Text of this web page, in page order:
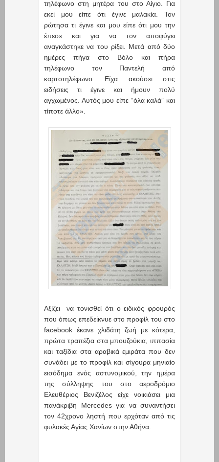
τηλέφωνο στη μητέρα του στο Αίγιο. Για
εκεί μου είπε ότι έγινε μαλακία. Τον
ρώτησα τι έγινε και μου είπε ότι μου την
έπεσε και για να τον αποφύγει
αναγκάστηκε να του ρίξει. Μετά από δύο
ημέρες πήγα στο Βόλο και πήρα
τηλέφωνο τον Παντελή από
καρτοτηλέφωνο. Είχα ακούσει στις
ειδήσεις τι έγινε και ήμουν πολύ
αγχωμένος. Αυτός μου είπε “όλα καλά” και
τίποτε άλλο».
Αξίζει να τονισθεί ότι ο ειδικός φρουρός
που όπως επεδείκνυε στο προφίλ του στο
facebook έκανε χλιδάτη ζωή με κότερα,
πρώτα τραπέζια στα μπουζούκια, ιππασία
και ταξίδια στα αραβικά εμιράτα που δεν
συνάδει με το προφίλ και σίγουρα μηνιαίο
εισόδημα ενός αστυνομικού, την ημέρα
της σύλληψης του στο αεροδρόμιο
Ελευθέριος Βενιζέλος είχε νοικιάσει μια
πανάκριβη Mercedes για να συναντήσει
τον 42χρονο ληστή που ερχόταν από τις
φυλακές Αγίας Χανίων στην Αθήνα.